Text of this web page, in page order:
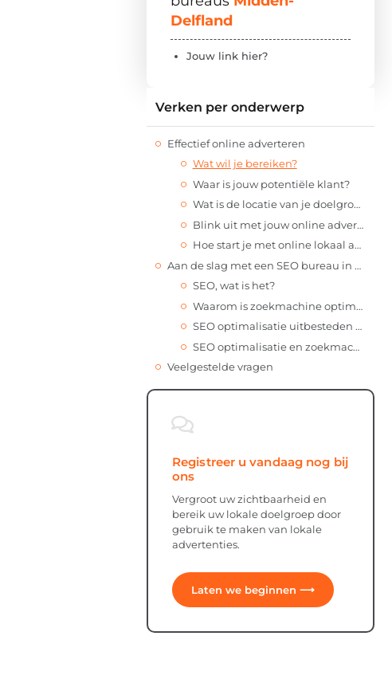
Delfland
Jouw link hier?
Verken per onderwerp
Effectief online adverteren
Wat wil je bereiken?
Waar is jouw potentiële klant?
Wat is de locatie van je doelgroep?
Blink uit met jouw online advertentie
Hoe start je met online lokaal adverteren?
Aan de slag met een SEO bureau in Midden-Delfland voor betere online prestaties
SEO, wat is het?
Waarom is zoekmachine optimalisatie voor jouw bedrijf belangrijk?
SEO optimalisatie uitbesteden aan online marketing bureau
SEO optimalisatie en zoekmachine marketing in Midden-Delfland uitbesteden
Veelgestelde vragen
Registreer u vandaag nog bij
ons
Vergroot uw zichtbaarheid en
bereik uw lokale doelgroep door
gebruik te maken van lokale
advertenties.
Laten we beginnen ⟶